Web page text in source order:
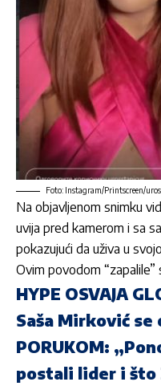
Foto: Instagram/Printscreen/
Na objavljenom snimku
uvija pred kamerom i sa
pokazujući da uživa u
Ovim povodom
HYPE OSVAJA
Saša Mirković se
PORUKOM:
postali lider i što